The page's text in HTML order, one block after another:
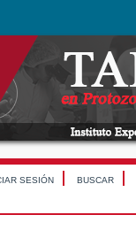
SESIÓN BUSCAR